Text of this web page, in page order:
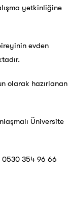
yetkinliğine
evden
olarak hazırlanan
Üniversite
0530 354 96 66